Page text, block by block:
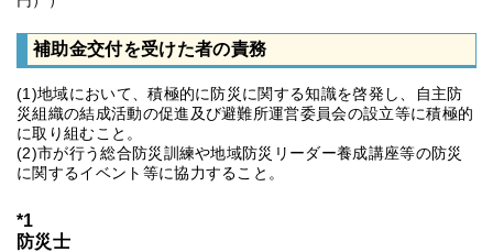
補助金交付を受けた者の責務
(1)地域において、積極的に防災に関する知識を啓発し、自主防
災組織の結成活動の促進及び避難所運営委員会の設立等に積極的
に取り組むこと。
(2)市が行う総合防災訓練や地域防災リーダー養成講座等の防災
に関するイベント等に協力すること。
*1
防災士